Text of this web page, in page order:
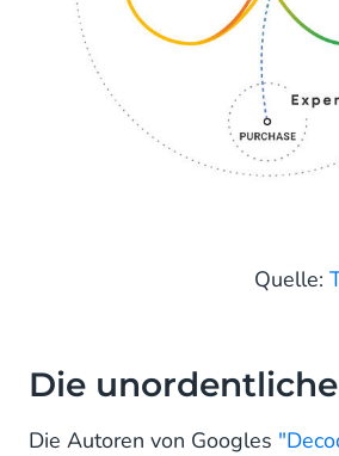
Quelle:
Die
Die Autoren von Googles